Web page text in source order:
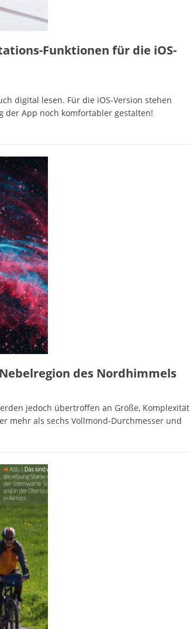
Funktionen für die iOS-
digital lesen. Für die iOS-Version stehen
der App noch komfortabler gestalten!
des Nordhimmels
jedoch übertroffen an Größe, Komplexität
mehr als sechs Vollmond-Durchmesser und